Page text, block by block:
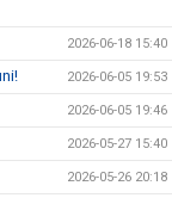
2026-06-18 15:40
2026-06-05 19:53
2026-06-05 19:46
2026-05-27 15:40
2026-05-26 20:18